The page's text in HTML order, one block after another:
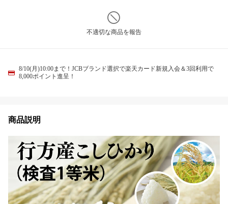
不適切な商品を報告
8/10(月)10:00まで！JCBブランド選択で楽天カード新規入会＆3回利用で
8,000ポイント進呈！
商品説明